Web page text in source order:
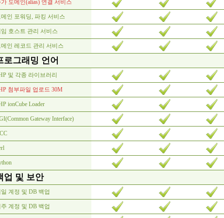
가 도메인(alias) 연결 서비스
메인 포워딩, 파킹 서비스
호스트 관리 서비스
메인 레코드 관리 서비스
로그래밍 언어
및 각종 라이브러리
첨부파일 업로드 30M
ionCube Loader
Gateway Interface)
업 및 보안
계정 및 DB 백업
계정 및 DB 백업